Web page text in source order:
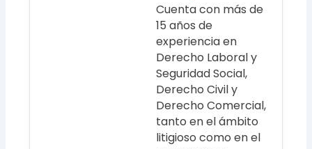
Cuenta con más de
15 años de
experiencia en
Derecho Laboral y
Seguridad Social,
Derecho Civil y
Derecho Comercial,
tanto en el ámbito
litigioso como en el